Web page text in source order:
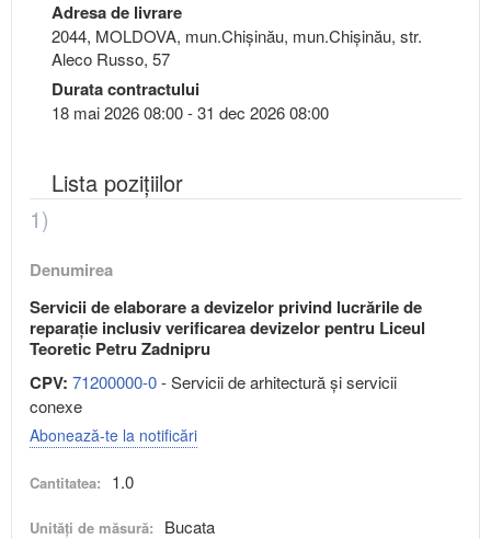
Adresa de livrare
2044, MOLDOVA, mun.Chişinău, mun.Chişinău, str.
Aleco Russo, 57
Durata contractului
18 mai 2026 08:00 - 31 dec 2026 08:00
Lista pozițiilor
1)
Denumirea
Servicii de elaborare a devizelor privind lucrările de
reparație inclusiv verificarea devizelor pentru Liceul
Teoretic Petru Zadnipru
CPV: 71200000-0- Servicii de arhitectură şi servicii
conexe
Abonează-te la notificări
Cantitatea: 1.0
Unități de măsură: Bucata